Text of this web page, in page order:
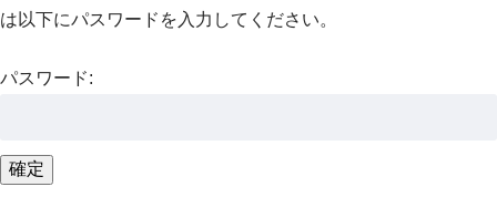
は以下にパスワードを入力してください。
パスワード: